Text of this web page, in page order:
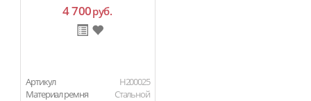
4 700руб.
Артикул
H200025
Материал ремня
Стальной